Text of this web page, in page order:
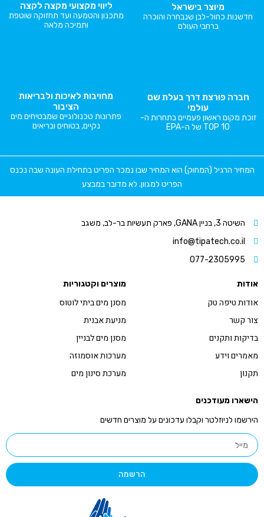
מיוצר בישראל
חדשנות כחול-לבן שנבחרה והוכרה
ברחבי העולם
ליווי מקצועי מקצה לקצה
מתכנון והטמעה ועד תחזוקה שוטפת
ותמיכה מלאה
חברה פורצת דרך בעלת שם
עולמי
זוכת מקום ראשון פעמיים בתחרות ה-
TOP 10 של ה-EPA
מחויבות לאיכות ולבריאות
הציבור
פתרונות טכנולוגיים שמבטיחים מים
נקיים, בטוחים ובריאים
המחיר הרגיל (המחוק) הוא המחיר שבו נמכר הפריט בתחילת העונה שבה נכנס
הפריט למגוון. לא מדובר במבצע
השיטה 3, בניין GANA, פארק תעשיות בר-לב, משגב
info@tipatech.co.il
077-2305995
אודות
אודות טיפה טק
צור קשר
בדיקות ותקנים
מאמרים וידע
תקנון
מוצרים וקטגוריות
מסנן מים ביתי לוטוס
מניעת אבנית
מסנן מים לבניין
מערכות אוסמוזה
מערכת סינון מים
הישארו מעודכנים
הירשמו לניוזלטר וקבלו עדכונים על מוצרים חדשים
הרשמה